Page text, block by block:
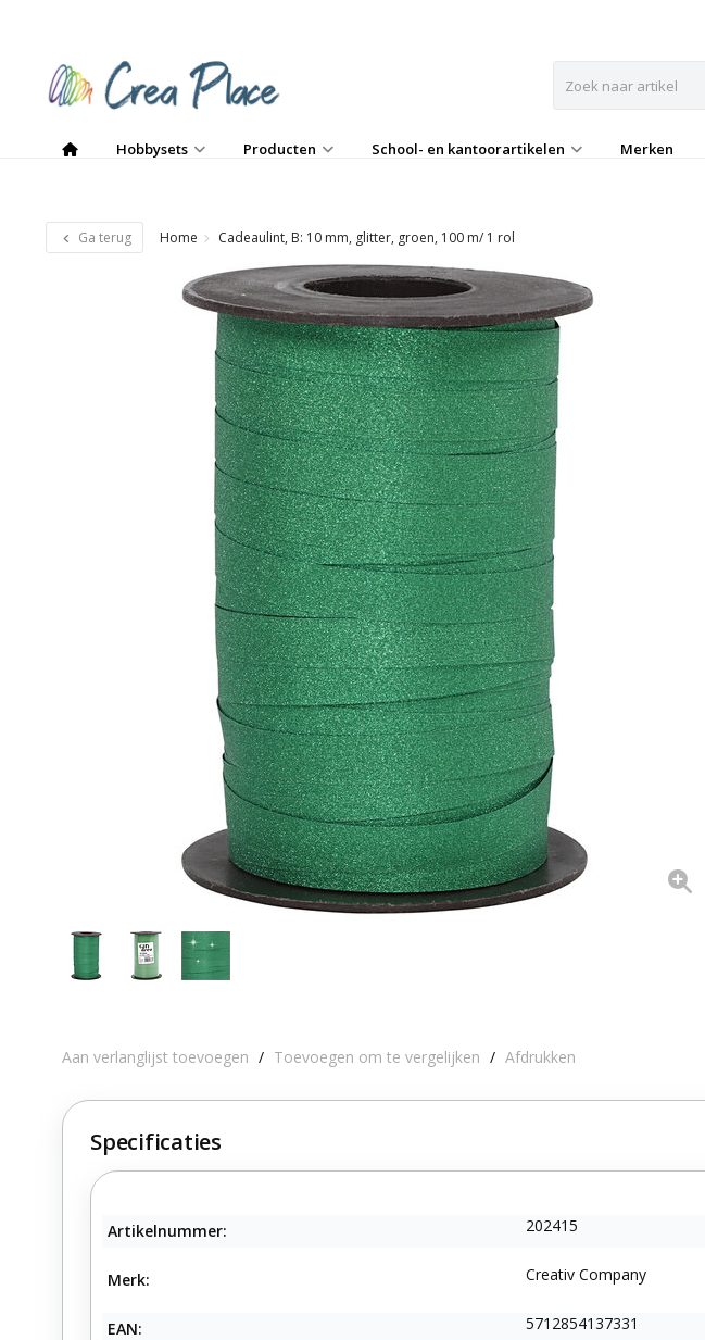
Hobbysets Producten School- en kantoorartikelen Merken
Ga terug Home Cadeaulint, B: 10 mm, glitter, groen, 100 m/ 1 rol
Aan verlanglijst toevoegen / Toevoegen om te vergelijken / Afdrukken
Specificaties
Artikelnummer: 202415
Merk: Creativ Company
EAN: 5712854137331